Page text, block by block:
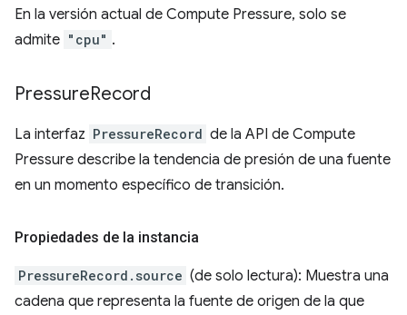
En la versión actual de Compute Pressure, solo se
admite "cpu" .
PressureRecord
La interfaz PressureRecord de la API de Compute
Pressure describe la tendencia de presión de una fuente
en un momento específico de transición.
Propiedades de la instancia
PressureRecord.source (de solo lectura): Muestra una
cadena que representa la fuente de origen de la que